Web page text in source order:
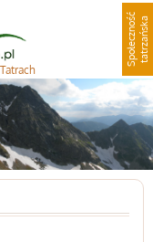
S
p
o
ł
e
c
z
n
oś
ć
t
a
t
r
z
a
ń
s
ka